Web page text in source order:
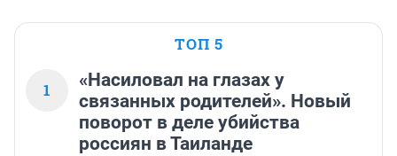
ТОП 5
1
«Насиловал на глазах у
связанных родителей». Новый
поворот в деле убийства
россиян в Таиланде